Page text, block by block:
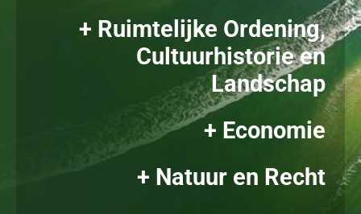
+ Ruimtelijke Ordening,
Cultuurhistorie en
Landschap
+ Economie
+ Natuur en Recht